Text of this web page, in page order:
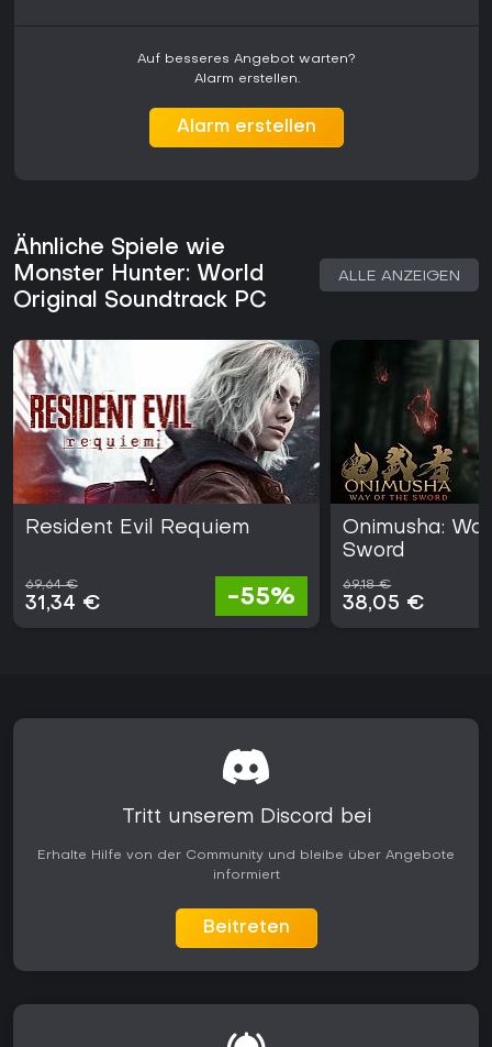
Auf besseres Angebot warten?
Alarm erstellen.
Alarm erstellen
Ähnliche Spiele wie
Monster Hunter: World
Original Soundtrack PC
ALLE ANZEIGEN
Resident Evil Requiem
69,64 €
31,34 € -55%
Onimusha:
Sword
69,18 €
38,05 €
Tritt unserem Discord bei
Erhalte Hilfe von der Community und bleibe über Angebote
informiert
Beitreten